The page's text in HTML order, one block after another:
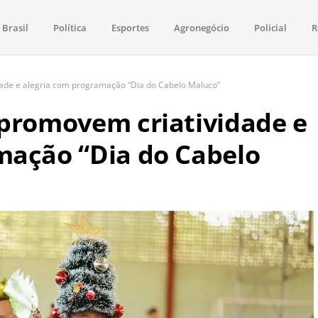
saúde, esportes, economia e os principais acontecimentos de Boa
Brasil Política Esportes Agronegócio Policial
e alegria com programação “Dia do Cabelo Maluco”
criatividade e
“Dia do Cabelo